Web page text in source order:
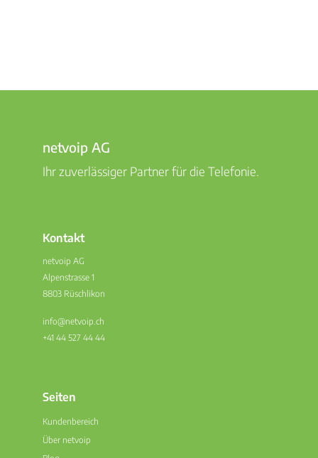
netvoip AG
Ihr zuverlässiger Partner für die Telefonie.
Kontakt
netvoip AG
Alpenstrasse 1
8803 Rüschlikon
info@netvoip.ch
+41 44 527 44 44
Seiten
Kundenbereich
Über netvoip